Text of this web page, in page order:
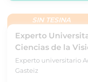
SIN TESINA
Experto
Ciencias de la
Experto universitario
Gasteiz